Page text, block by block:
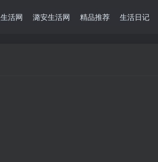
活网 潞安生活网 精品推荐 生活日记